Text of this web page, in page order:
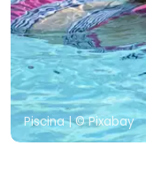
Piscina| © Pixabay